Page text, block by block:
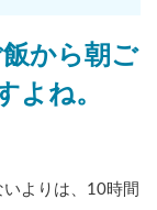
から朝ご
よね。
よりは、10時間